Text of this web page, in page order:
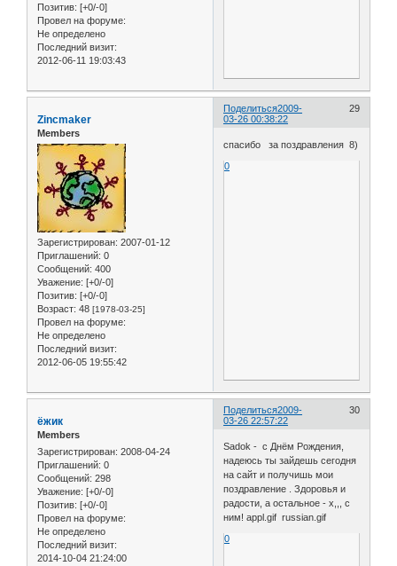
Позитив: [+0/-0]
Провел на форуме:
Не определено
Последний визит:
2012-06-11 19:03:43
Поделиться 29
2009-
03-26 00:38:22
Zincmaker
Members
Зарегистрирован: 2007-01-12
Приглашений: 0
Сообщений: 400
Уважение: [+0/-0]
Позитив: [+0/-0]
Возраст: 48 [1978-03-25]
Провел на форуме:
Не определено
Последний визит:
2012-06-05 19:55:42
спасибо за поздравления 8)
0
Поделиться 30
2009-
03-26 22:57:22
ёжик
Members
Зарегистрирован: 2008-04-24
Приглашений: 0
Сообщений: 298
Уважение: [+0/-0]
Позитив: [+0/-0]
Провел на форуме:
Не определено
Последний визит:
2014-10-04 21:24:00
Sadok - с Днём Рождения,
надеюсь ты зайдешь сегодня
на сайт и получишь мои
поздравление . Здоровья и
радости, а остальное - х,,, с
ним! appl.gif russian.gif
0